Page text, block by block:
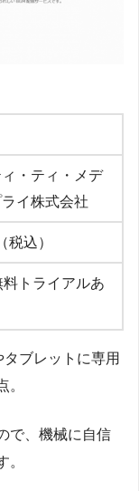
・ティ・メデ
イ株式会社
税込）
料トライアルあ
ブレットに専用
。
で、機械に自信
。